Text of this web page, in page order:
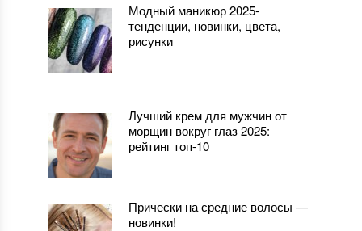
Модный маникюр 2025-
тенденции, новинки, цвета,
рисунки
Лучший крем для мужчин от
морщин вокруг глаз 2025:
рейтинг топ-10
Прически на средние волосы —
новинки!